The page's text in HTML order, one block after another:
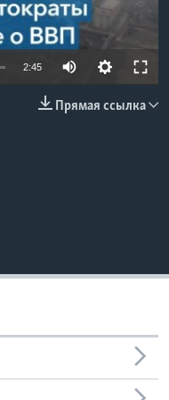
2:45
Прямая ссылка